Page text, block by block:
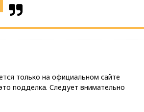
только на официальном сайте
подделка. Следует внимательно